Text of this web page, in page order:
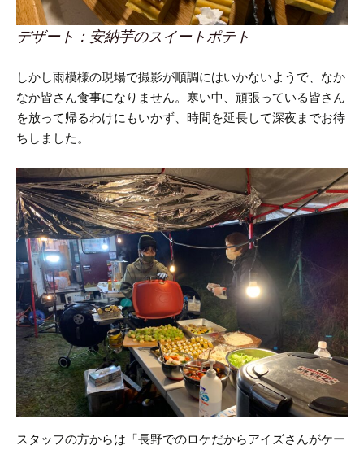
デザート：安納芋のスイートポテト
しかし雨模様の現場で撮影が順調にはいかないようで、なか
なか皆さん食事になりません。 寒い中、頑張っている皆さん
を放って帰るわけにもいかず、時間を延長して深夜までお待
ちしました。
スタッフの方からは 「長野でのロケだからアイズさんがケー